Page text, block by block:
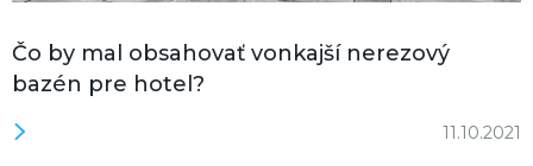
Čo by mal obsahovať vonkajší nerezový
bazén pre hotel?
11.10.2021